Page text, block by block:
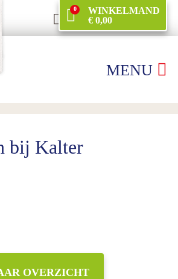
0
WINKELMAND
€ 0,00
MENU
bij Kalter
OVERZICHT